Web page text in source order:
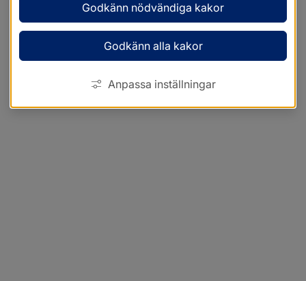
Godkänn nödvändiga kakor
Godkänn alla kakor
Anpassa inställningar